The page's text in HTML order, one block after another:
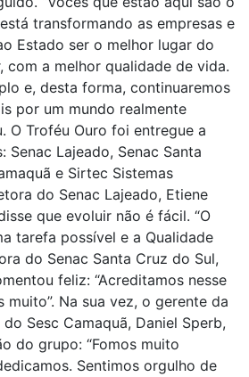
transformando as empresas e
Estado ser o melhor lugar do
com a melhor qualidade de vida.
e, desta forma, continuaremos
por um mundo realmente
O Troféu Ouro foi entregue a
Senac Lajeado, Senac Santa
e Sirtec Sistemas
do Senac Lajeado, Etiene
que evoluir não é fácil. “O
tarefa possível e a Qualidade
do Senac Santa Cruz do Sul,
feliz: “Acreditamos nesse
muito”. Na sua vez, o gerente da
Sesc Camaquã, Daniel Sperb,
do grupo: “Fomos muito
Sentimos orgulho de